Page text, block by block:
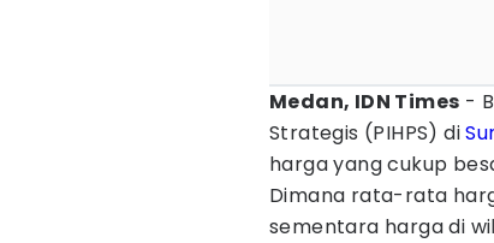
Medan, IDN Times -
Strategis (PIHPS) di
harga yang cukup
Dimana rata-rata
sementara harga di